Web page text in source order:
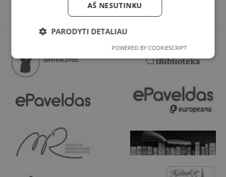
AŠ NESUTINKU
PARODYTI DETALIAU
POWERED BY COOKIESCRIPT